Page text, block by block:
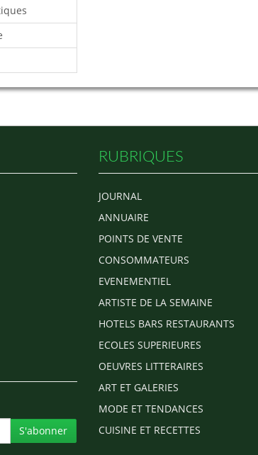
S'abonner
RUBRIQUES
JOURNAL
ANNUAIRE
POINTS DE VENTE
CONSOMMATEURS
EVENEMENTIEL
ARTISTE DE LA SEMAINE
HOTELS BARS RESTAURANTS
ECOLES SUPERIEURES
OEUVRES LITTERAIRES
ART ET GALERIES
MODE ET TENDANCES
CUISINE ET RECETTES